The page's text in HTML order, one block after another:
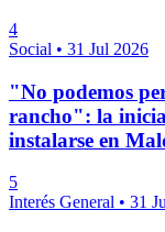
4
Social • 31 Jul 2026
"No podemos
rancho": la
instalarse en
5
Interés General • 31